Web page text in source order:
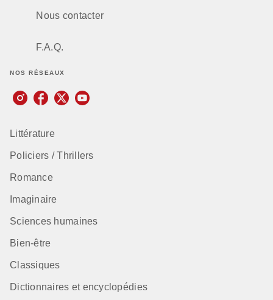
Nous contacter
F.A.Q.
NOS RÉSEAUX
Littérature
Policiers / Thrillers
Romance
Imaginaire
Sciences humaines
Bien-être
Classiques
Dictionnaires et encyclopédies